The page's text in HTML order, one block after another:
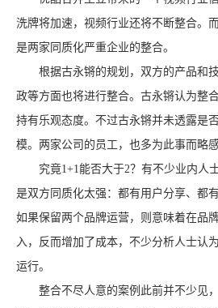
洗牌将加速，视频行业还将不断整合。
是两家同质化严重企业的整合。
根据古永锵的规划，双方的产品和技
政等方面也将进行整合。古永锵认为整
持有乐观态度。不过古永锵并未透露是
模。两家公司的员工，也多为此事而略感
究竟1+1能否大于2？有不少业内人
是双方同质化太强：都有用户分享、都
如果保留两个品牌运营，则意味着在品
入，反而增加了成本，不少分析人士认
运行。
整合不尽人意的案例此前并不少见，